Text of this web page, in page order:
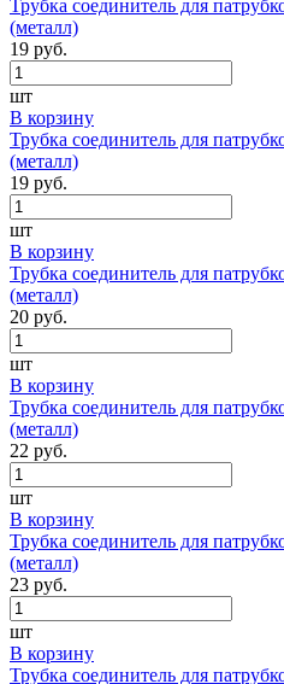
Трубка соединитель для
(металл)
19 руб.
шт
В корзину
Трубка соединитель для
(металл)
19 руб.
шт
В корзину
Трубка соединитель для
(металл)
20 руб.
шт
В корзину
Трубка соединитель для
(металл)
22 руб.
шт
В корзину
Трубка соединитель для
(металл)
23 руб.
шт
В корзину
Трубка соединитель для